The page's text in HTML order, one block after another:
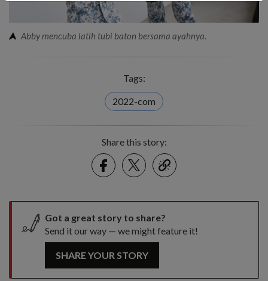
Abby mencuba latih tubi baton bersama ayahnya.
Tags:
2022-com
Share this story:
FacebookTwitter
link
Got a great story to share?
Send it our way — we might feature it!
SHARE YOUR STORY